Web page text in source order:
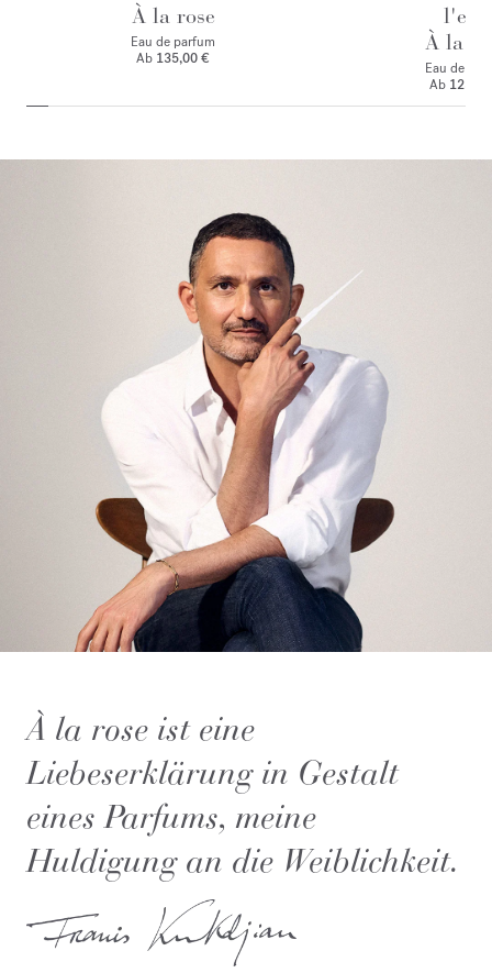
À la rose
Eau de parfum
Ab 135,00 €
l'eau
À la
Eau de
Ab
À la rose ist eine
Liebeserklärung in Gestalt
eines Parfums, meine
Huldigung an die Weiblichkeit.